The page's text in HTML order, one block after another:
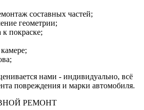
составных частей;
геометрии;
к покраске;
нами - индивидуально, всё
повреждения и марки автомобиля.
РЕМОНТ